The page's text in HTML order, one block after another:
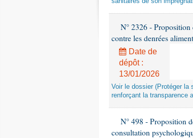
N° 2326 -
contre les denrées
Date de
dépôt :
13/01/2026
Voir le dossier (Protéger la
renforçant la transparence
N° 498 - Proposition
consultation